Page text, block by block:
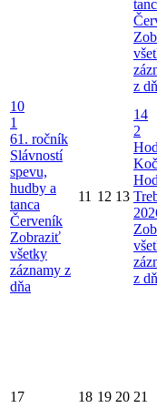
z
10
1
61. ročník
Slávností
spevu,
hudby a
tanca
Červeník
Zobraziť
všetky
záznamy z
dňa
11 12 13
14
2
z
17 18 19 20 21